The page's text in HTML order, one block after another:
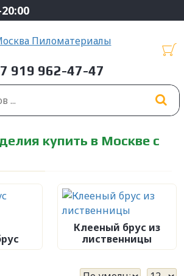
купить в Москве с
Клееный брус из
лиственницы